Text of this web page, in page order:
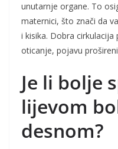
unutarnje organe. To
maternici, što znači da
i kisika. Dobra
oticanje, pojavu
Je li bolje
lijevom
desnom?